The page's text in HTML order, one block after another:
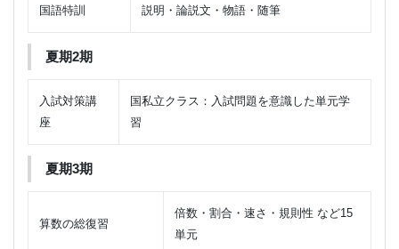
国語特訓 説明・論説文・物語・随筆
夏期2期
入試対策講
座
国私立クラス：入試問題を意識した単元学
習
夏期3期
算数の総復習
倍数・割合・速さ・規則性 など15
単元